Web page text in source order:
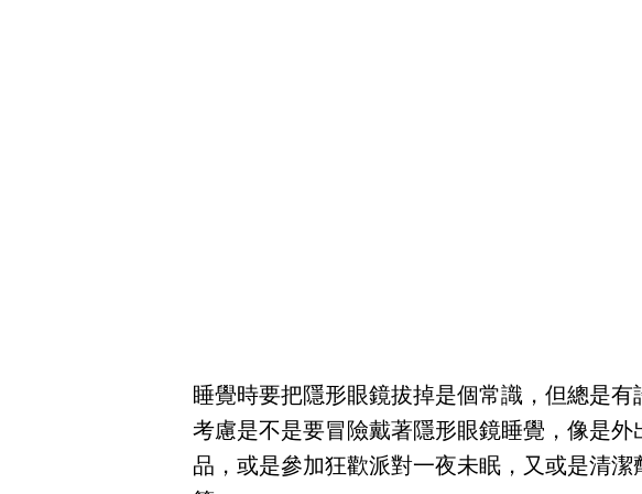
睡覺時要把隱形眼鏡拔掉是個常識，但總是
考慮是不是要冒險戴著隱形眼鏡睡覺，像是外
品，或是參加狂歡派對一夜未眠，又或是清潔